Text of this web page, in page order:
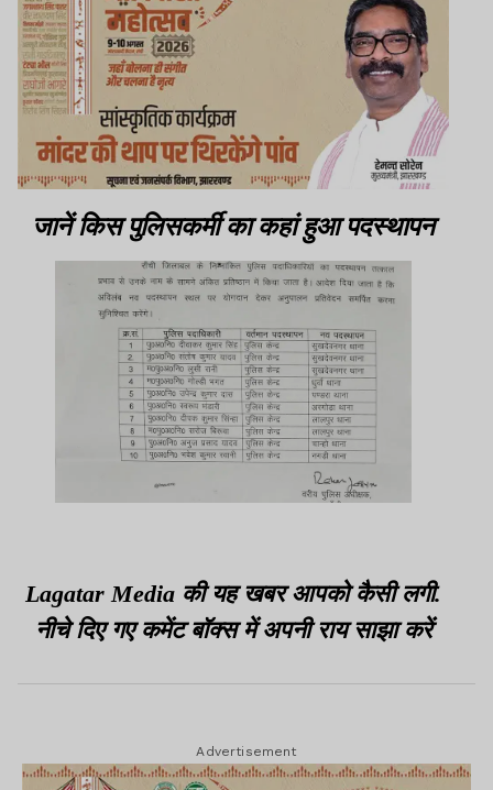
जानें किस पुलिसकर्मी का कहां हुआ पदस्थापन
Lagatar Media की यह खबर आपको कैसी लगी.
नीचे दिए गए कमेंट बॉक्स में अपनी राय साझा करें
Advertisement